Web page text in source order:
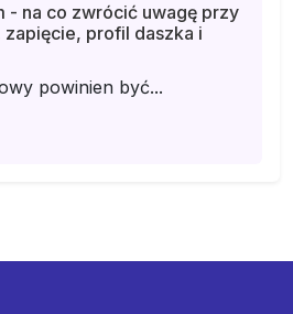
- na co zwrócić uwagę przy
zapięcie, profil daszka i
powinien być...